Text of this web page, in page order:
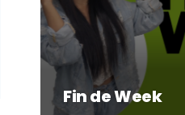
Fin de Week